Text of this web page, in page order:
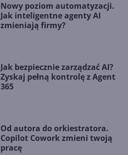
Nowy poziom automatyzacji.
Jak inteligentne agenty AI
zmieniają firmy?
Jak bezpiecznie zarządzać AI?
Zyskaj pełną kontrolę z Agent
365
Od autora do orkiestratora.
Copilot Cowork zmieni twoją
pracę